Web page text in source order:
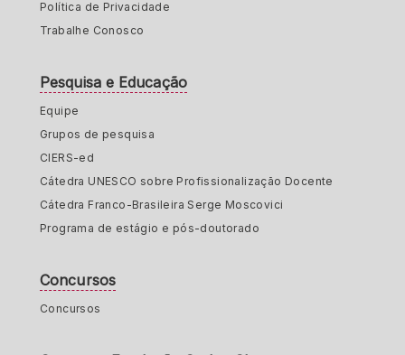
Política de Privacidade
Trabalhe Conosco
Pesquisa e Educação
Equipe
Grupos de pesquisa
CIERS-ed
Cátedra UNESCO sobre Profissionalização Docente
Cátedra Franco-Brasileira Serge Moscovici
Programa de estágio e pós-doutorado
Concursos
Concursos